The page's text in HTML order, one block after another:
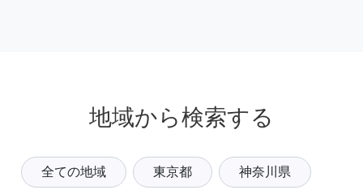
地域から検索する
全ての地域 東京都 神奈川県